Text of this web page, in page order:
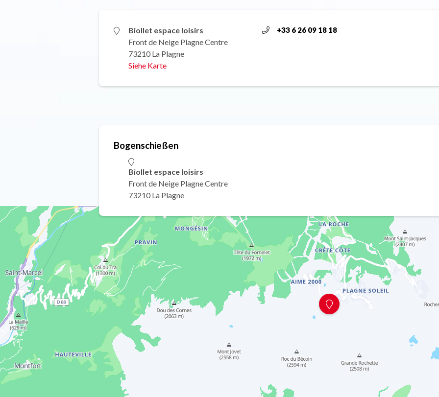
Biollet espace loisirs
Front de Neige Plagne Centre
73210 La Plagne
Siehe Karte
+33 6 26 09 18 18
Bogenschießen
Biollet espace loisirs
Front de Neige Plagne Centre
73210 La Plagne